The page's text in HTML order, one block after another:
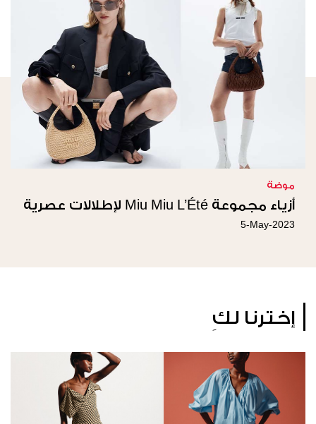
موضة
أزياء مجموعة Miu Miu L’Été لإطلالات عصرية
5-May-2023
إخترنا لكِ